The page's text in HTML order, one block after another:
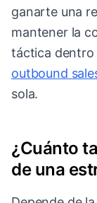
ganarte una
mantener la
táctica dentro
outbound
sola.
¿Cuánto
de una